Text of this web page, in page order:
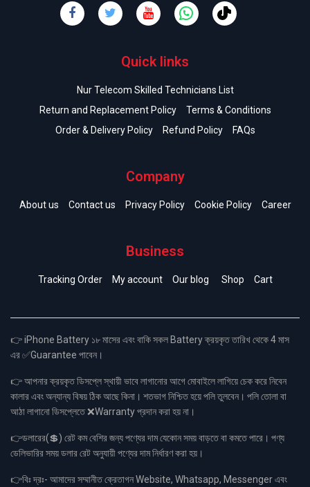
Quick links
Nur Telecom Skilled Technicians List
Return and Replacement Policy
Terms & Conditions
Order & Delivery Policy
Refund Policy FAQs
Company
About us Contact us Privacy Policy Cookie Policy Career
Business
Tracking Order My account Our blog Shop Cart
👉 iPhone Battery ১৮ মাসের এবং বাকি সকল Battery ক্রয়কৃত তারিখ থেকে 4 মাস
এর ✅Guarantee পাবেন।
👉 আপনার ক্রয়কৃত ডিসপ্লে স্থায়ী ভাবে লাগানোর আগে মোবাইলে লাগিয়ে চেক করে নিবেন
কালার এবং অন্যান্য বিষয় ঠিক আছে কিনা। শতভাগ নিশ্চিত হয়ে পলি তুলবেন। পলি তোলা বা
আঠা লাগানো ডিসপ্লেতে ❌Warranty প্রদান করা হয় না।
👉ডলারের(💲) রেট কম বেশির জন্য পণ্যের দাম যেকোন সময় বাড়তে বা কমতে পারে। পণ্য
ডেলিভারির সময় ডলার রেট অনুযায়ী পণ্যের দাম নির্ধারণ করা হয়।
👉বিঃ দ্রঃ- আমাদের সম্মানীত ক্রেতাগন Website, Whatsapp, Messenger এবং